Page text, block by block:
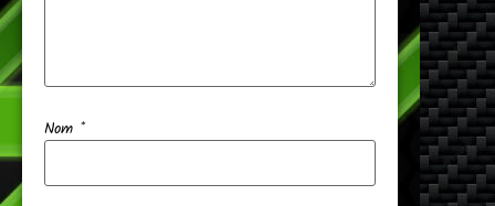
Nom *